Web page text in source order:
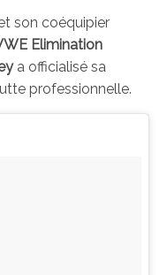
son coéquipier
Elimination
a officialisé sa
professionnelle.